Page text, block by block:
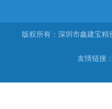
版权所有：深圳市鑫建宝
友情链接